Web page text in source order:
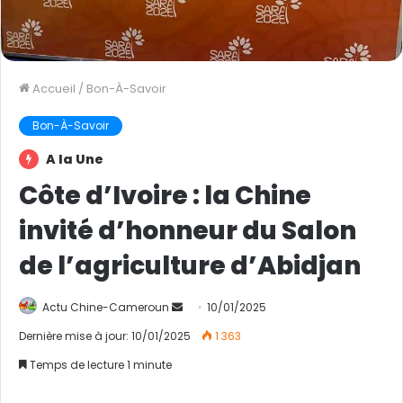
Accueil / Bon-À-Savoir
Bon-À-Savoir
A la Une
Côte d’Ivoire : la Chine
invité d’honneur du Salon
de l’agriculture d’Abidjan
Actu Chine-Cameroun
n
10/01/2025
Dernière mise à jour: 10/01/2025
1 363
Temps de lecture 1 minute